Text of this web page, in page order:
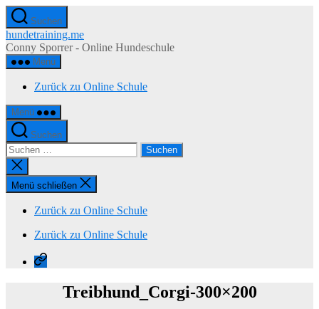
Zum
Inhalt
springen
Suchen
hundetraining.me
Conny Sporrer - Online Hundeschule
Menü
Zurück zu Online Schule
Menü
Suchen
Suchen
nach:
Suche
schließen
Menü schließen
Zurück zu Online Schule
Zurück zu Online Schule
Zurück
zu
OnlineTreibhund_Corgi-300×200